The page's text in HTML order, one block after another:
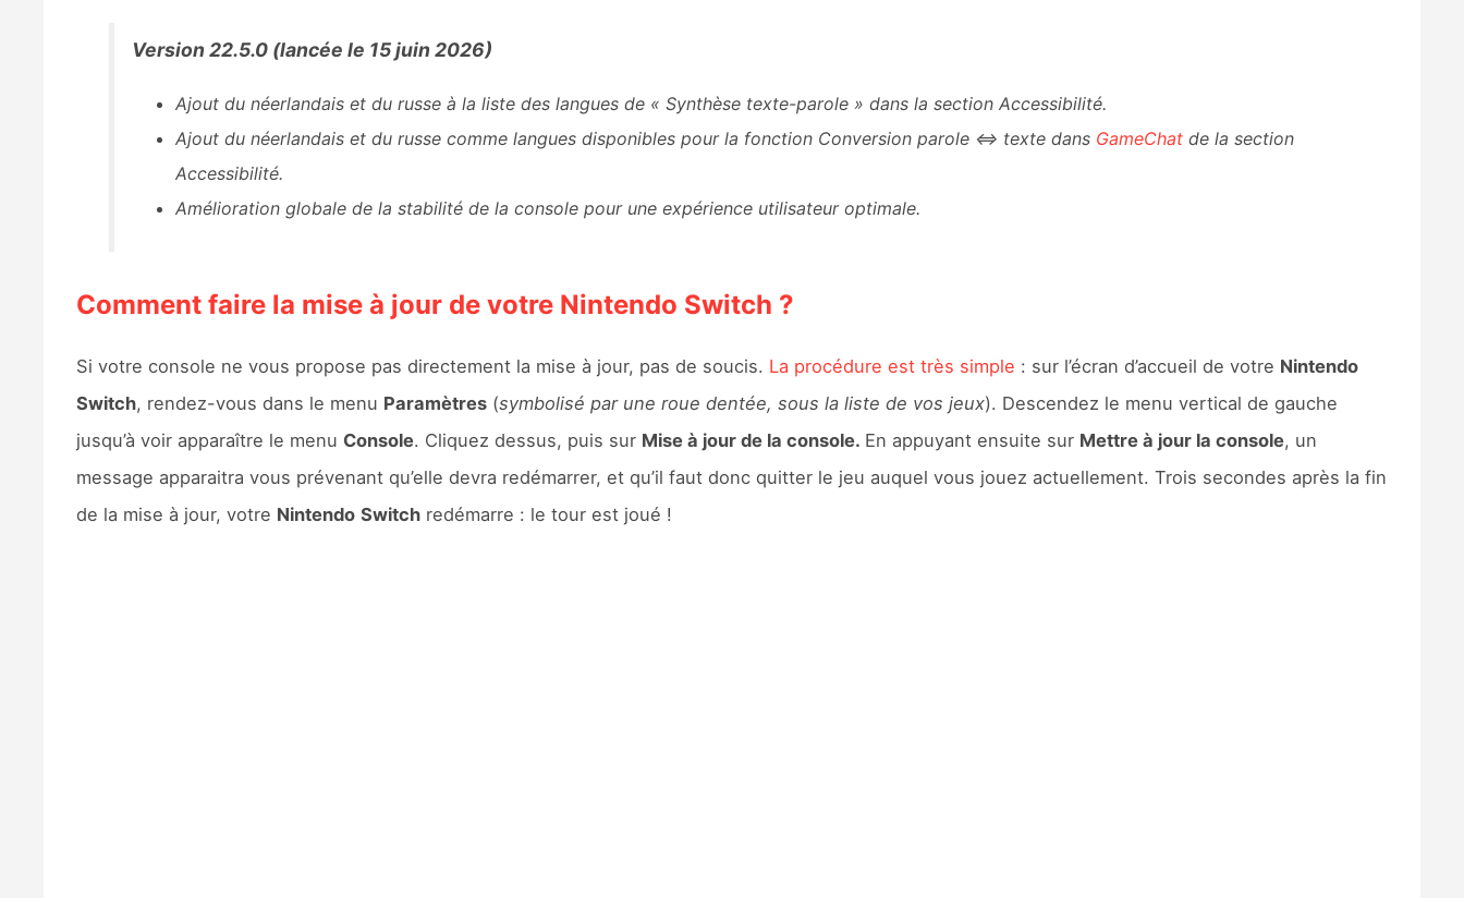
Version 22.5.0 (lancée le 15 juin 2026)
Ajout du néerlandais et du russe à la liste des langues de « Synthèse texte-parole » dans la section Accessibilité.
Ajout du néerlandais et du russe comme langues disponibles pour la fonction Conversion parole ⇔ texte dans GameChatde la section
Accessibilité.
Amélioration globale de la stabilité de la console pour une expérience utilisateur optimale.
Comment faire la mise à jour de votre Nintendo Switch ?
Si votre console ne vous propose pas directement la mise à jour, pas de soucis. La procédure est très simple : sur l’écran d’accueil de votre Nintendo
Switch, rendez-vous dans le menu Paramètres(symbolisé par une roue dentée, sous la liste de vos jeux). Descendez le menu vertical de gauche
jusqu’à voir apparaître le menu Console. Cliquez dessus, puis sur Mise à jour de la console. En appuyant ensuite sur Mettre à jour la console, un
message apparaitra vous prévenant qu’elle devra redémarrer, et qu’il faut donc quitter le jeu auquel vous jouez actuellement. Trois secondes après la fin
de la mise à jour, votre Nintendo Switchredémarre : le tour est joué !